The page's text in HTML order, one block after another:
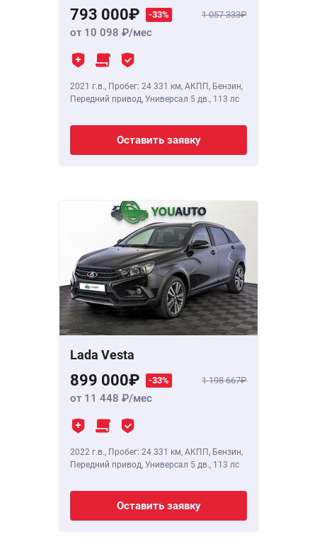
793 000 -33% 1 057 333
от 10 098 /мес
2021 г.в., Пробег: 24 331 км, АКПП, Бензин,
Передний привод, Универсал 5 дв., 113 лс
Оставить заявку
Lada Vesta
899 000 -33% 1 198 667
от 11 448 /мес
2022 г.в., Пробег: 24 331 км, АКПП, Бензин,
Передний привод, Универсал 5 дв., 113 лс
Оставить заявку